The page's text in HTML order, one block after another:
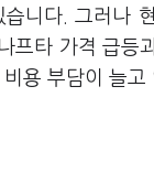
니다. 그러나
프타 가격 급등
용 부담이 늘고